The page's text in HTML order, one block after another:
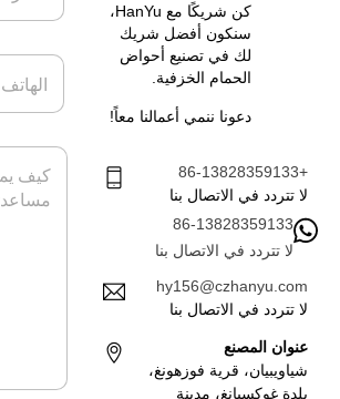
كن شريكًا مع HanYu،
سنكون أفضل شريك
لك في تصنيع أحواض
الحمام الخزفية.
دعونا ننمي أعمالنا معاً!
+86-13828359133
لا تتردد في الاتصال بنا
86-13828359133
لا تتردد في الاتصال بنا
hy156@czhanyu.com
لا تتردد في الاتصال بنا
عنوان المصنع
شياويبيان، قرية فوزهونغ،
بلدة غوكسيانغ، مدينة
ش
كا
ه
ت
ف
ا